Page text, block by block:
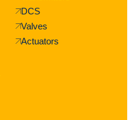
DCS
Valves
Actuators